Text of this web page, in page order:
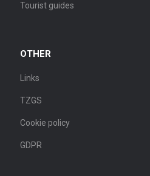
Tourist guides
OTHER
Links
TZGS
Cookie policy
GDPR